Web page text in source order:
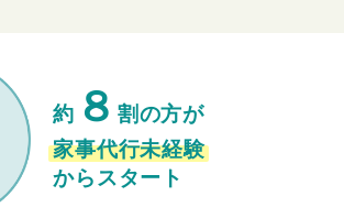
約 ８ 割の方が
家事代行未経験
からスタート